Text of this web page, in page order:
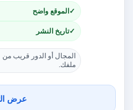
الموقع واضح
تاريخ النشر
المجال أو الدور قريب من
ملفك.
عرض